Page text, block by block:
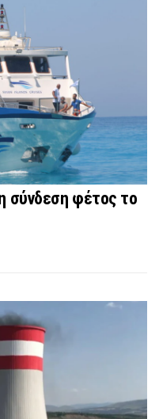
σύνδεση φέτος το